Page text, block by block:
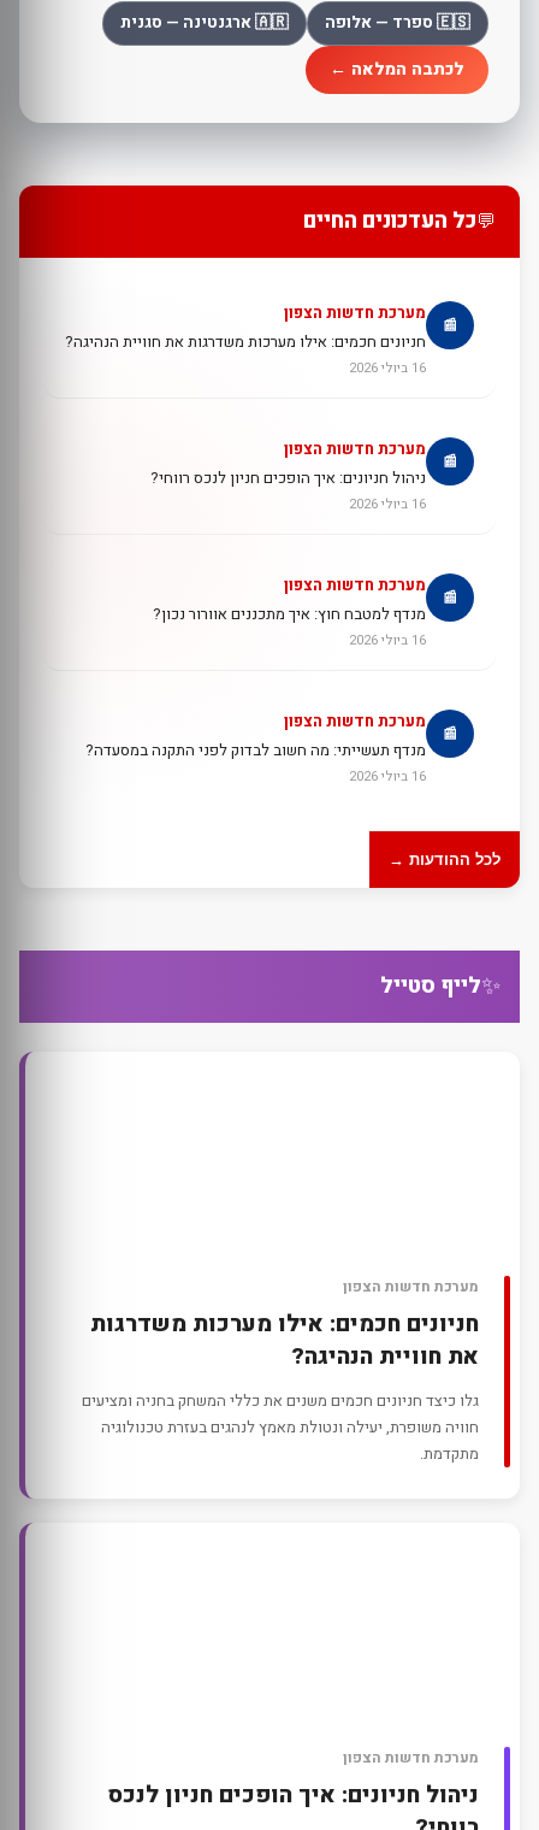
🇪🇸 ספרד — אלופה 🇦🇷 ארגנטינה — סגנית
לכתבה המלאה ←
💬כל העדכונים החיים
📰
מערכת חדשות הצפון
חניונים חכמים: אילו מערכות משדרגות את חוויית הנהיגה?
16 ביולי 2026
📰
מערכת חדשות הצפון
ניהול חניונים: איך הופכים חניון לנכס רווחי?
16 ביולי 2026
📰
מערכת חדשות הצפון
מנדף למטבח חוץ: איך מתכננים אוורור נכון?
16 ביולי 2026
📰
מערכת חדשות הצפון
מנדף תעשייתי: מה חשוב לבדוק לפני התקנה במסעדה?
16 ביולי 2026
לכל ההודעות →
✨לייף סטייל
מערכת חדשות הצפון
חניונים חכמים: אילו מערכות משדרגות
את חוויית הנהיגה?
גלו כיצד חניונים חכמים משנים את כללי המשחק בחניה ומציעים
חוויה משופרת, יעילה ונטולת מאמץ לנהגים בעזרת טכנולוגיה
מתקדמת.
מערכת חדשות הצפון
ניהול חניונים: איך הופכים חניון לנכס